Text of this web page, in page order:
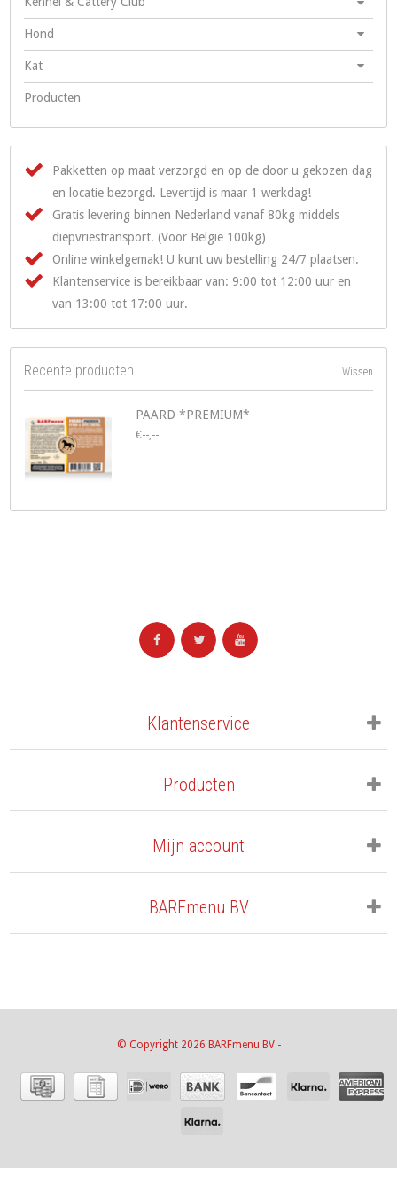
Hond
Kat
Producten
Pakketten op maat verzorgd en op de door u gekozen dag
en locatie bezorgd. Levertijd is maar 1 werkdag!
Gratis levering binnen Nederland vanaf 80kg middels
diepvriestransport. (Voor België 100kg)
Online winkelgemak! U kunt uw bestelling 24/7 plaatsen.
Klantenservice is bereikbaar van: 9:00 tot 12:00 uur en
van 13:00 tot 17:00 uur.
Recente producten Wissen
PAARD *PREMIUM*
€--,--
Klantenservice
Producten
Mijn account
BARFmenu BV
© Copyright 2026 BARFmenu BV -